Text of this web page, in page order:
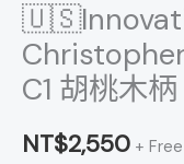
C1 胡桃木
NT$2,550 +
系
列
CL-
胡